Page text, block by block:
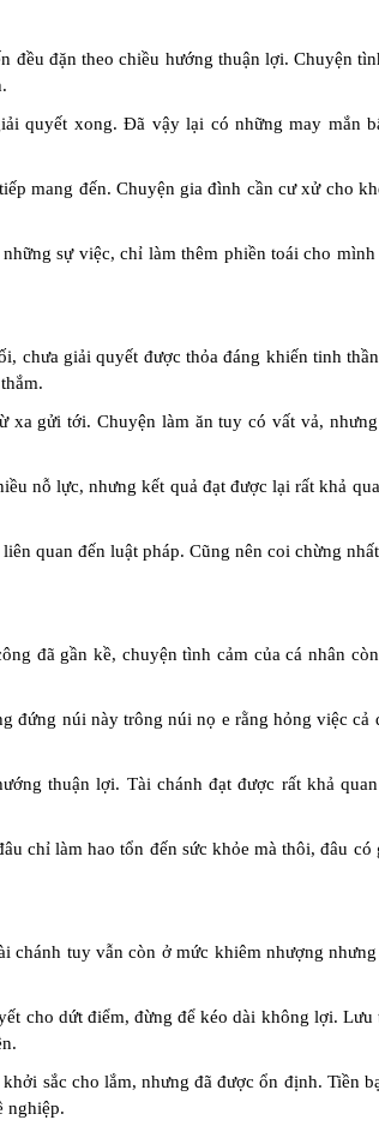
đều đặn theo chiều hướng thuận lợi. Chuyện
quyết xong. Đã vậy lại có những may mắn
mang đến. Chuyện gia đình cần cư xử cho
sự việc, chỉ làm thêm phiền toái cho
chưa giải quyết được thỏa đáng khiến tinh
xa gửi tới. Chuyện làm ăn tuy có vất vả,
nỗ lực, nhưng kết quả đạt được lại rất khả
quan đến luật pháp. Cũng nên coi chừng
đã gần kề, chuyện tình cảm của cá nhân
đứng núi này trông núi nọ e rằng hỏng việc cả
thuận lợi. Tài chánh đạt được rất khả
chỉ làm hao tổn đến sức khỏe mà thôi, đâu
chánh tuy vẫn còn ở mức khiêm nhượng
cho dứt điểm, đừng để kéo dài không lợi. Lưu
sắc cho lắm, nhưng đã được ổn định. Tiền
nghiệp.